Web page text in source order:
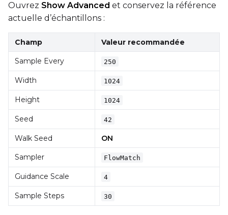
Ouvrez Show Advanced et conservez la référence
actuelle d’échantillons :
Champ Valeur recommandée
Sample Every 250
Width 1024
Height 1024
Seed 42
Walk Seed ON
Sampler FlowMatch
Guidance Scale 4
Sample Steps 30